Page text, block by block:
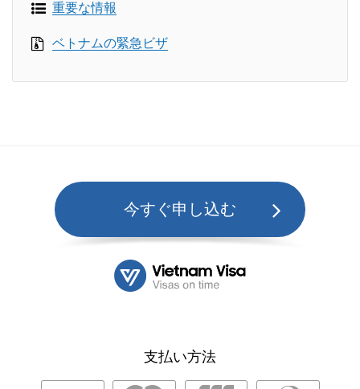
重要な情報
ベトナムの緊急ビザ
今すぐ申し込む
支払い方法